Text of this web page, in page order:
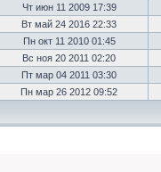
Чт июн 11 2009 17:39
Вт май 24 2016 22:33
Пн окт 11 2010 01:45
Вс ноя 20 2011 02:20
Пт мар 04 2011 03:30
Пн мар 26 2012 09:52